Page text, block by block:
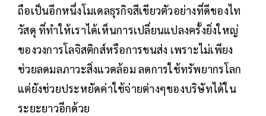
ถือเป็นอีกหนึ่งโมเดลธุรกิจสีเขียวตัวอย่างที่ดีของไท
วัสดุ ที่ทำให้เราได้เห็นการเปลี่ยนแปลงครั้งยิ่งใหญ่
ของวงการโลจิสติกส์หรือการขนส่ง เพราะไม่เพียง
ช่วยลดมลภาวะสิ่งแวดล้อม ลดการใช้ทรัพยากรโลก
แต่ยังช่วยประหยัดค่าใช้จ่ายต่างๆของบริษัทได้ใน
ระยะยาวอีกด้วย